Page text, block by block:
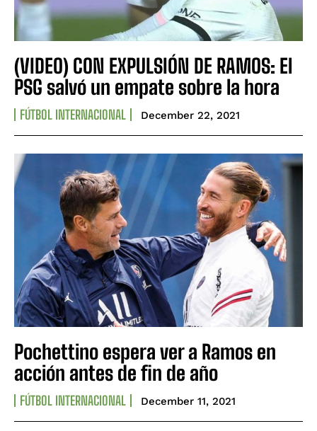
(VIDEO) CON EXPULSIÓN DE RAMOS: El
PSG salvó un empate sobre la hora
FÚTBOL INTERNACIONAL December 22, 2021
Pochettino espera ver a Ramos en
acción antes de fin de año
FÚTBOL INTERNACIONAL December 11, 2021